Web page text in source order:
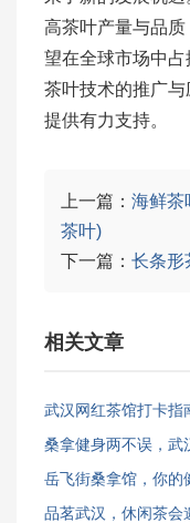
高茶叶产量与品
望在全球市场中
茶叶技术的推广
提供有力支持。
上一篇： 海鲜茶
茶叶)
下一篇： 长条形
相关文章
武汉网红茶馆打卡指
桑拿健身两不误，武
岳飞街桑拿馆，你的
品茗武汉，休闲茶会